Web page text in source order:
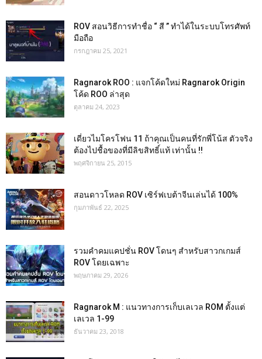
ROV สอนวิธีการทำชื่อ “ สี ” ทำได้ในระบบโทรศัพท์
มือถือ
กรกฎาคม 25, 2021
Ragnarok ROO : แจกโค้ดใหม่ Ragnarok Origin
โค้ด ROO ล่าสุด
ตุลาคม 24, 2023
เดี่ยวไมโครโฟน 11 ถ้าคุณเป็นคนที่รักพี่โน้ส ตัวจริง
ต้องไปชื้อของที่มีลิขสิทธิ์แท้ เท่านั้น !!
พฤศจิกายน 25, 2015
สอนดาวโหลด ROV เซิร์ฟเบต้าจีนเล่นได้ 100%
กุมภาพันธ์ 22, 2025
รวมคำคมแคปชั่น ROV โดนๆ สำหรับสาวกเกมส์
ROV โดยเฉพาะ
พฤษภาคม 29, 2026
Ragnarok M : แนวทางการเก็บเลเวล ROM ตั้งแต่
เลเวล 1-99
ธันวาคม 23, 2018